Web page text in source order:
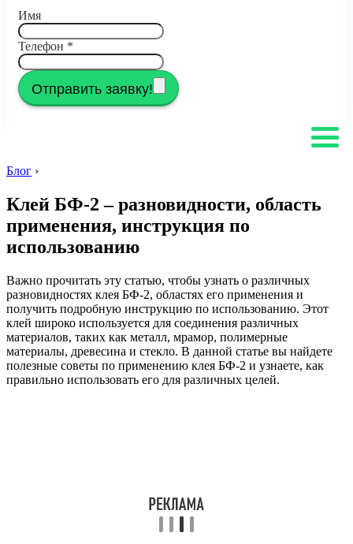
Имя
Телефон *
Отправить заявку!
Блог ›
Клей БФ-2 – разновидности, область
применения, инструкция по
использованию
Важно прочитать эту статью, чтобы узнать о различных
разновидностях клея БФ-2, областях его применения и
получить подробную инструкцию по использованию. Этот
клей широко используется для соединения различных
материалов, таких как металл, мрамор, полимерные
материалы, древесина и стекло. В данной статье вы найдете
полезные советы по применению клея БФ-2 и узнаете, как
правильно использовать его для различных целей.